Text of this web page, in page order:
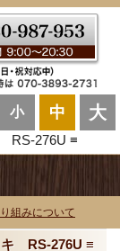
小 中 大
RS-276U ≡
組みについて
RS-276U ≡